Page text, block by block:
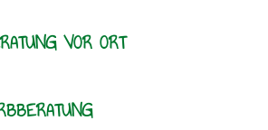
VOR ORT